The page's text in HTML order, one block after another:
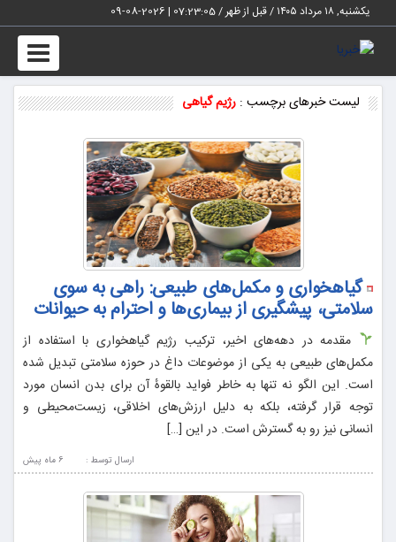
یکشنبه, ۱۸ مرداد ۱۴۰۵ / قبل از ظهر / 07:23:06
|
2026-08-09
Toggle
لیست خبرهای برچسب : رژیم گیاهی
گیاهخواری و مکمل‌های طبیعی: راهی به سوی
سلامتی، پیشگیری از بیماری‌ها و احترام به حیوانات
مقدمه در دهه‌های اخیر، ترکیب رژیم گیاهخواری با استفاده از
مکمل‌های طبیعی به یکی از موضوعات داغ در حوزه سلامتی تبدیل شده
است. این الگو نه تنها به خاطر فواید بالقوهٔ آن برای بدن انسان مورد
توجه قرار گرفته، بلکه به دلیل ارزش‌های اخلاقی، زیست‌محیطی و
انسانی نیز رو به گسترش است. در این […]
6 ماه پيش ارسال توسط :